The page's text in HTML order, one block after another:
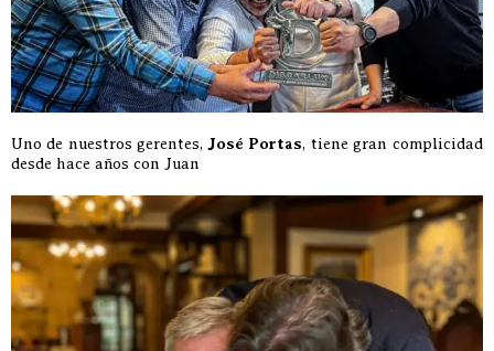
Uno de nuestros gerentes, José Portas, tiene gran complicidad
desde hace años con Juan